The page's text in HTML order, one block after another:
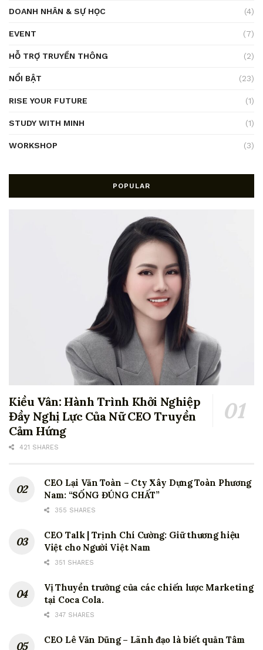
DOANH NHÂN & SỰ HỌC (4)
EVENT (7)
HỖ TRỢ TRUYỀN THÔNG (2)
NỔI BẬT (23)
RISE YOUR FUTURE (1)
STUDY WITH MINH (1)
WORKSHOP (3)
POPULAR
Kiều Vân: Hành Trình Khởi Nghiệp
Đầy Nghị Lực Của Nữ CEO Truyền
Cảm Hứng
421 SHARES
CEO Lại Văn Toàn – Cty Xây Dựng Toàn Phương
Nam: “SỐNG ĐÚNG CHẤT”
355 SHARES
CEO Talk | Trịnh Chí Cường: Giữ thương hiệu
Việt cho Người Việt Nam
351 SHARES
Vị Thuyền trưởng của các chiến lược Marketing
tại Coca Cola.
347 SHARES
CEO Lê Văn Dũng – Lãnh đạo là biết quản Tâm